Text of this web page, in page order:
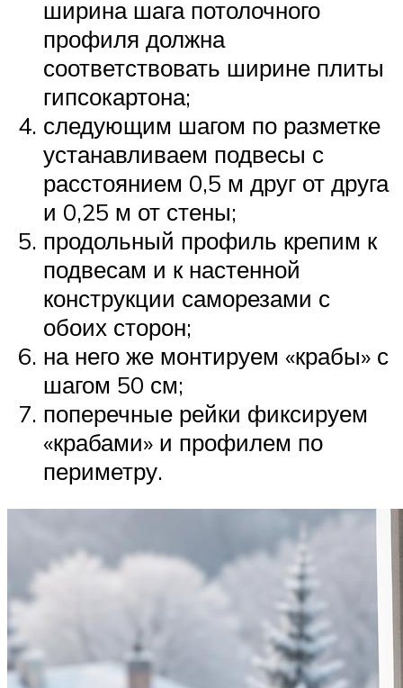
ширина шага потолочного
профиля должна
соответствовать ширине плиты
гипсокартона;
следующим шагом по разметке
устанавливаем подвесы с
расстоянием 0,5 м друг от друга
и 0,25 м от стены;
продольный профиль крепим к
подвесам и к настенной
конструкции саморезами с
обоих сторон;
на него же монтируем «крабы» с
шагом 50 см;
поперечные рейки фиксируем
«крабами» и профилем по
периметру.